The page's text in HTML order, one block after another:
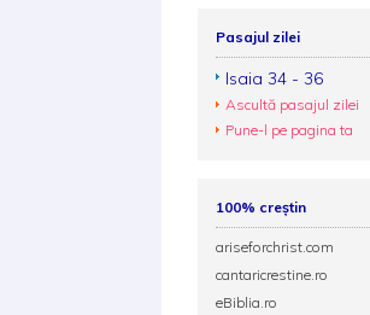
Pasajul zilei
Isaia 34 - 36
Ascultă pasajul zilei
Pune-l pe pagina ta
100% creștin
ariseforchrist.com
cantaricrestine.ro
eBiblia.ro